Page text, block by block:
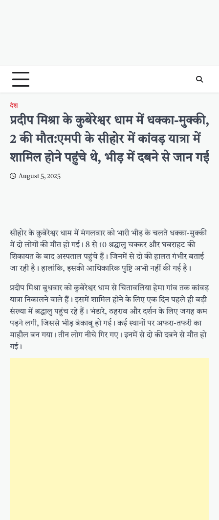
देश
प्रदीप मिश्रा के कुबेरेश्वर धाम में धक्का-मुक्की,
2 की मौत:एमपी के सीहोर में कांवड़ यात्रा में
शामिल होने पहुंचे थे, भीड़ में दबने से जान गई
August 5, 2025
सीहोर के कुबेरेश्वर धाम में मंगलवार को भारी भीड़ के चलते धक्का-मुक्की
में दो लोगों की मौत हो गई। 8 से 10 श्रद्धालु चक्कर और घबराहट की
शिकायत के बाद अस्पताल पहुंचे हैं। जिनमें से दो की हालत गंभीर बताई
जा रही है। हालांकि, इसकी आधिकारिक पुष्टि अभी नहीं की गई है।
प्रदीप मिश्रा बुधवार को कुबेरेश्वर धाम से चितावलिया हेमा गांव तक कांवड़
यात्रा निकालने वाले हैं। इसमें शामिल होने के लिए एक दिन पहले ही बड़ी
संख्या में श्रद्धालु पहुंच रहे हैं। भंडारे, ठहराव और दर्शन के लिए जगह कम
पड़ने लगी, जिससे भीड़ बेकाबू हो गई। कई स्थानों पर अफरा-तफरी का
माहौल बन गया। तीन लोग नीचे गिर गए। इनमें से दो की दबने से मौत हो
गई।